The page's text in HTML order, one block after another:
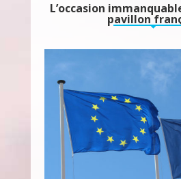
L’occasion
pavillon